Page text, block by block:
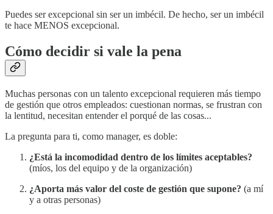
Puedes ser excepcional sin ser un imbécil. De hecho, ser un imbécil
te hace MENOS excepcional.
Cómo decidir si vale la pena
Muchas personas con un talento excepcional requieren más tiempo
de gestión que otros empleados: cuestionan normas, se frustran con
la lentitud, necesitan entender el porqué de las cosas...
La pregunta para ti, como manager, es doble:
¿Está la incomodidad dentro de los límites aceptables?
(míos, los del equipo y de la organización)
¿Aporta más valor del coste de gestión que supone? (a mí
y a otras personas)